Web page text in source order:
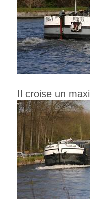
Il croise un maxi